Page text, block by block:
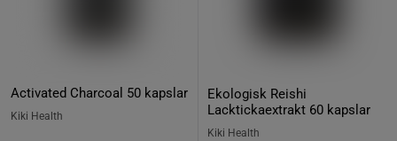
Activated Charcoal 50 kapslar
Kiki Health
Ekologisk Reishi
Lacktickaextrakt 60 kapslar
Kiki Health